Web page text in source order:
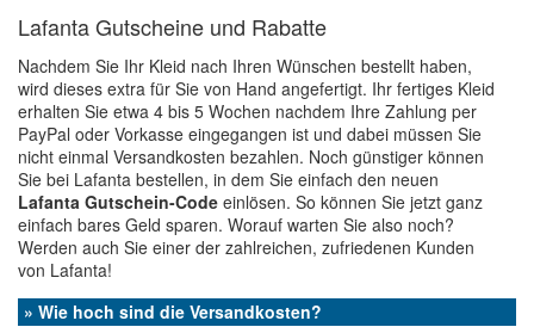
Lafanta Gutscheine und Rabatte
Nachdem Sie Ihr Kleid nach Ihren Wünschen bestellt haben,
wird dieses extra für Sie von Hand angefertigt. Ihr fertiges Kleid
erhalten Sie etwa 4 bis 5 Wochen nachdem Ihre Zahlung per
PayPal oder Vorkasse eingegangen ist und dabei müssen Sie
nicht einmal Versandkosten bezahlen. Noch günstiger können
Sie bei Lafanta bestellen, in dem Sie einfach den neuen
Lafanta Gutschein-Code einlösen. So können Sie jetzt ganz
einfach bares Geld sparen. Worauf warten Sie also noch?
Werden auch Sie einer der zahlreichen, zufriedenen Kunden
von Lafanta!
» Wie hoch sind die Versandkosten?